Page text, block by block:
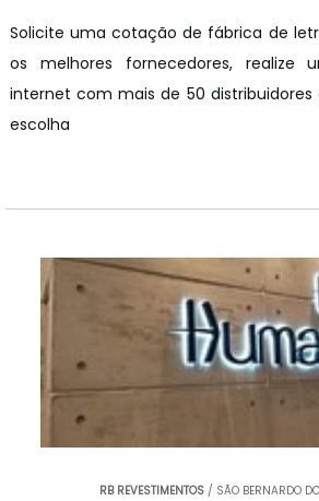
Solicite uma cotação de fábrica de
os melhores fornecedores, realize
internet com mais de 50
escolha
RB REVESTIMENTOS / SÃO BERNARDO